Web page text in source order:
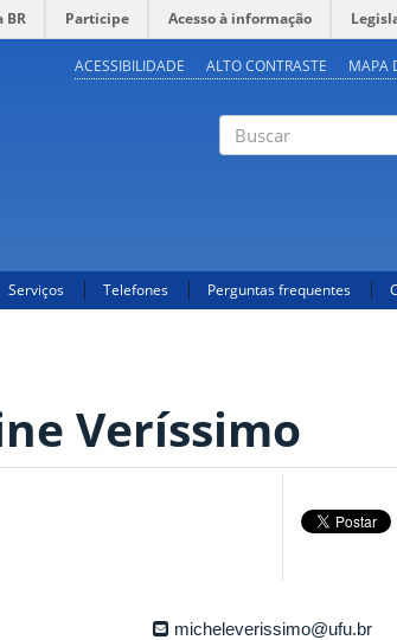
BR Participe Acesso à informação
ACESSIBILIDADE ALTO CONTRASTE MAPA
Serviços Telefones Perguntas frequentes
Veríssimo
micheleverissimo@ufu.br